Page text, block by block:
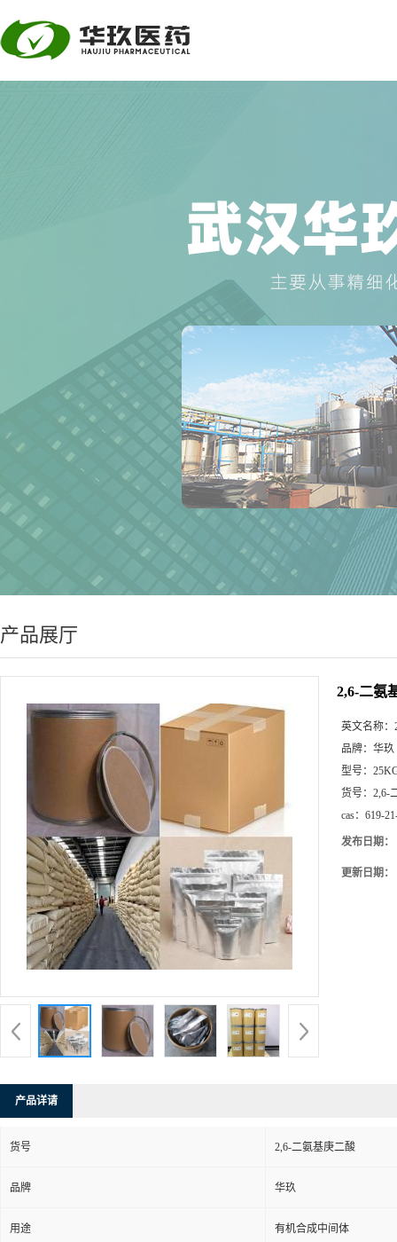
产品展厅
2,6-二氨
英文名称：
品牌： 华玖
型号：
货号： 2,6-
cas： 619-
发布日期：
更新日期：
产品详请
货号 2,6-二氨基庚二酸
品牌 华玖
用途 有机合成中间体